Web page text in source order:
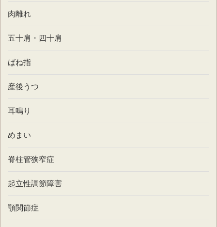
肉離れ
五十肩・四十肩
ばね指
産後うつ
耳鳴り
めまい
脊柱管狭窄症
起立性調節障害
顎関節症